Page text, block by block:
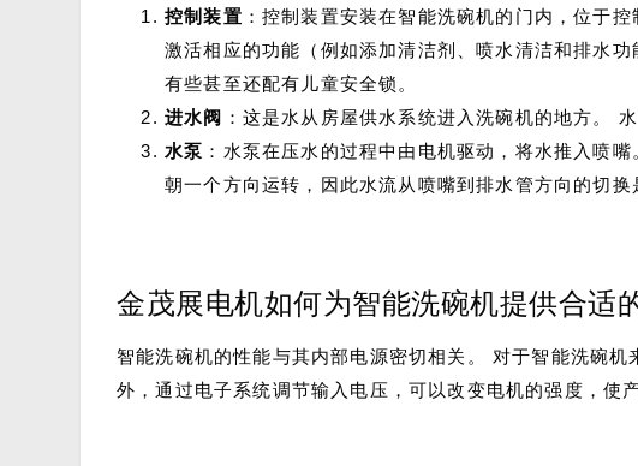
控制装置 ：控制装置安装在智能洗碗机的门内，位于
激活相应的功能（例如添加清洁剂、喷水清洁和排水
有些甚至还配有儿童安全锁。
进水阀 ：这是水从房屋供水系统进入洗碗机的地方。
水泵 ：水泵在压水的过程中由电机驱动，将水推入喷
朝一个方向运转，因此水流从喷嘴到排水管方向的切
金茂展电机如何为智能洗碗机提供合适
智能洗碗机的性能与其内部电源密切相关。 对于智能洗碗
外，通过电子系统调节输入电压，可以改变电机的强度，使